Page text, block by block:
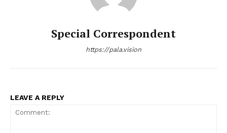
Special Correspondent
https://pala.vision
LEAVE A REPLY